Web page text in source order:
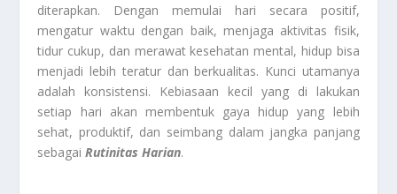
diterapkan. Dengan memulai hari secara positif,
mengatur waktu dengan baik, menjaga aktivitas fisik,
tidur cukup, dan merawat kesehatan mental, hidup bisa
menjadi lebih teratur dan berkualitas. Kunci utamanya
adalah konsistensi. Kebiasaan kecil yang di lakukan
setiap hari akan membentuk gaya hidup yang lebih
sehat, produktif, dan seimbang dalam jangka panjang
sebagaiRutinitas Harian.